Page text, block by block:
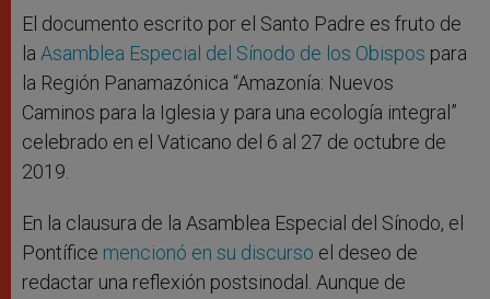
El documento escrito por el Santo Padre es fruto de
la Asamblea Especial del Sínodo de los Obispos para
la Región Panamazónica “Amazonía: Nuevos
Caminos para la Iglesia y para una ecología integral”
celebrado en el Vaticano del 6 al 27 de octubre de
2019.
En la clausura de la Asamblea Especial del Sínodo, el
Pontífice mencionó en su discurso el deseo de
redactar una reflexión postsinodal. Aunque de